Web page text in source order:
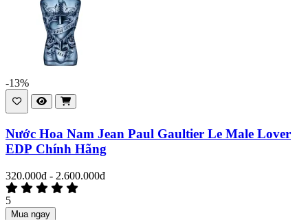
-13%
Nước Hoa Nam Jean Paul Gaultier Le Male Lover
EDP Chính Hãng
320.000đ - 2.600.000đ
5
Mua ngay